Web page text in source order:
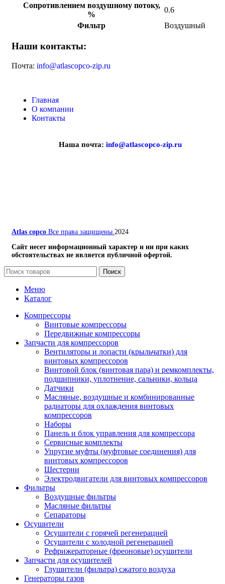
Сопротивлением воздушному потоку,
%
0.6
Фильтр
Воздушный
Наши контакты:
Почта: info@atlascopco-zip.ru
Главная
О компании
Контакты
Наша почта: info@atlascopco-zip.ru
Atlas copco Все права защищены 2024
Сайт несет информационный характер и ни при каких
обстоятельствах не является публичной офертой.
Поиск
Меню
Каталог
Компрессоры
Винтовые компрессоры
Передвижные компрессоры
Запчасти для компрессоров
Вентиляторы и лопасти (крыльчатки) для
винтовых компрессоров
Винтовой блок (винтовая пара) и ремкомплекты,
подшипники, уплотнение, сальники, кольца
Датчики
Масляные, воздушные и комбинированные
радиаторы для охлаждения винтовых
компрессоров
Наборы
Панель и блок управления для компрессора
Сервисные комплекты
Упругие муфты (муфтовые соединения) для
винтовых компрессоров
Шестерни
Электродвигатели для винтовых компрессоров
Фильтры
Воздушные фильтры
Масляные фильтры
Сепараторы
Осушители
Осушители с горячей регенерацией
Осушители с холодной регенерацией
Рефрижераторные (фреоновые) осушители
Запчасти для осушителей
Глушители (фильтра) сжатого воздуха
Генераторы газов